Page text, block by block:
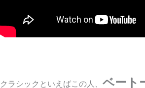
クラシックといえばこの人、 ベート